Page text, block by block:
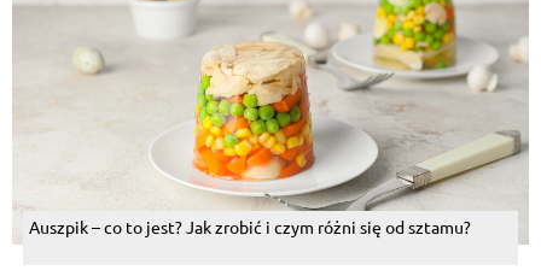
Auszpik – co to jest? Jak zrobić i czym różni się od sztamu?